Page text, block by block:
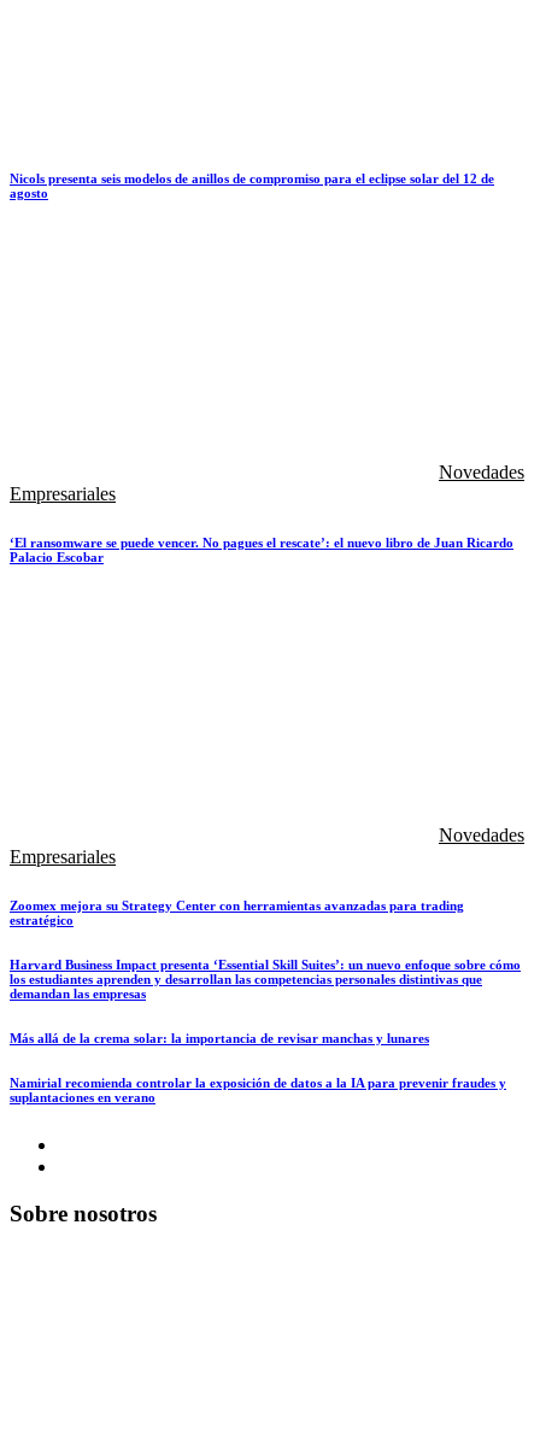
Nicols presenta seis modelos de anillos de compromiso para el eclipse solar del 12 de
agosto
Novedades
Empresariales
‘El ransomware se puede vencer. No pagues el rescate’: el nuevo libro de Juan Ricardo
Palacio Escobar
Novedades
Empresariales
Zoomex mejora su Strategy Center con herramientas avanzadas para trading
estratégico
Harvard Business Impact presenta ‘Essential Skill Suites’: un nuevo enfoque sobre cómo
los estudiantes aprenden y desarrollan las competencias personales distintivas que
demandan las empresas
Más allá de la crema solar: la importancia de revisar manchas y lunares
Namirial recomienda controlar la exposición de datos a la IA para prevenir fraudes y
suplantaciones en verano
Sobre nosotros